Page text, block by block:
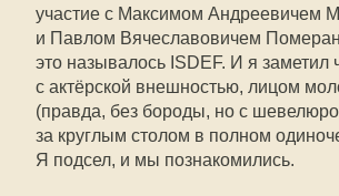
участие с Максимом Андреевичем
и Павлом Вячеславовичем
это называлось ISDEF. И я заметил
с актёрской внешностью, лицом
(правда, без бороды, но с
за круглым столом в полном
Я подсел, и мы познакомились.